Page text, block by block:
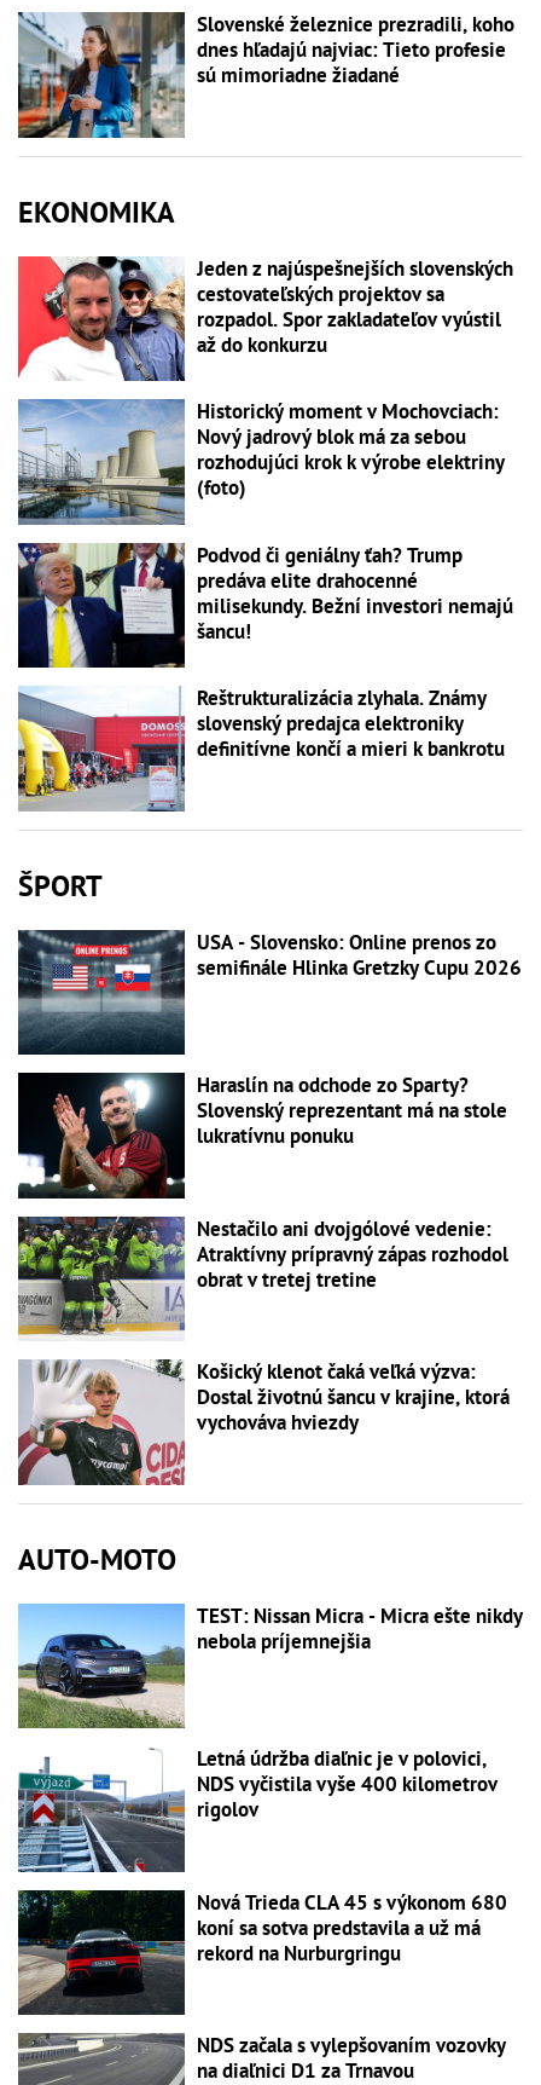
Slovenské železnice prezradili, koho
dnes hľadajú najviac: Tieto profesie
sú mimoriadne žiadané
EKONOMIKA
Jeden z najúspešnejších slovenských
cestovateľských projektov sa
rozpadol. Spor zakladateľov vyústil
až do konkurzu
Historický moment v Mochovciach:
Nový jadrový blok má za sebou
rozhodujúci krok k výrobe elektriny
(foto)
Podvod či geniálny ťah? Trump
predáva elite drahocenné
milisekundy. Bežní investori nemajú
šancu!
Reštrukturalizácia zlyhala. Známy
slovenský predajca elektroniky
definitívne končí a mieri k bankrotu
ŠPORT
USA - Slovensko: Online prenos zo
semifinále Hlinka Gretzky Cupu 2026
Haraslín na odchode zo Sparty?
Slovenský reprezentant má na stole
lukratívnu ponuku
Nestačilo ani dvojgólové vedenie:
Atraktívny prípravný zápas rozhodol
obrat v tretej tretine
Košický klenot čaká veľká výzva:
Dostal životnú šancu v krajine, ktorá
vychováva hviezdy
AUTO-MOTO
TEST: Nissan Micra - Micra ešte nikdy
nebola príjemnejšia
Letná údržba diaľnic je v polovici,
NDS vyčistila vyše 400 kilometrov
rigolov
Nová Trieda CLA 45 s výkonom 680
koní sa sotva predstavila a už má
rekord na Nurburgringu
NDS začala s vylepšovaním vozovky
na diaľnici D1 za Trnavou